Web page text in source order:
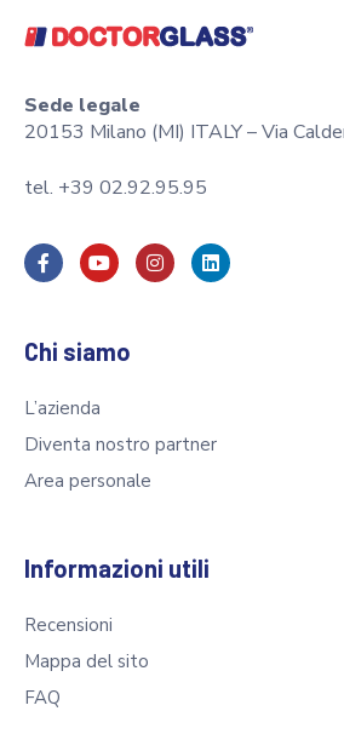
Sede legale
20153 Milano (MI) ITALY – Via
tel. +39 02.92.95.95
Chi siamo
L’azienda
Diventa nostro partner
Area personale
Informazioni utili
Recensioni
Mappa del sito
FAQ